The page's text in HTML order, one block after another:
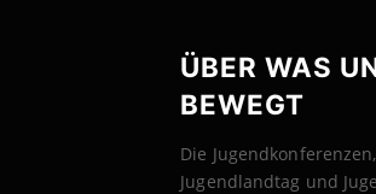
ÜBER WAS
BEWEGT
Die
Jugendlandtag und